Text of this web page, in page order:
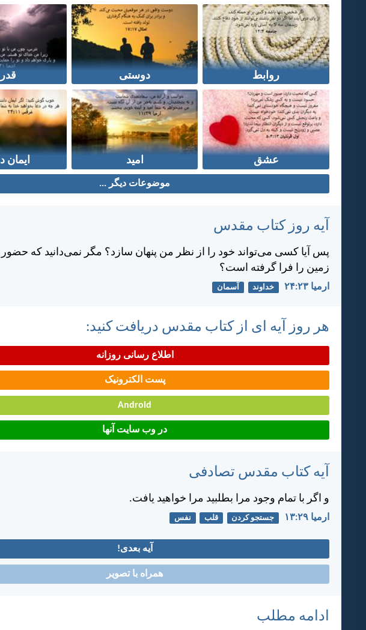
روابط دوستی
عشق امید ایمان
موضوعات دیگر ...
آیه روز کتاب مقدس
پس آيا كسی می‌تواند خود را از نظر من پنهان سازد؟ مگر نمی‌دانيد كه
زمين را فرا گرفته است؟
ارميا ۲۳:‏۲۴ خداوند آسمان
هر روز آیه ای از کتاب مقدس دریافت کنید:
اطلاع رسانی روزانه
پست الکترونیک
Android
در وب سایت آنها
آیه کتاب مقدس تصادفی
و اگر با تمام وجود مرا بطلبيد مرا خواهيد يافت.
ارميا ۲۹:‏۱۳ جستجو کردن قلب نفس
آیه بعدی!
همراه با تصویر
ادامه مطلب